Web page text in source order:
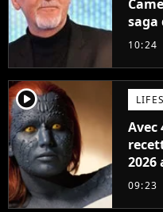
saga
10:24
player2
Avec
2026
09:23